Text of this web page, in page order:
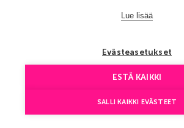
Lue lisää
Evästeasetukset
ESTÄ KAIKKI
SALLI KAIKKI EVÄSTEET
Copyright © Aventours